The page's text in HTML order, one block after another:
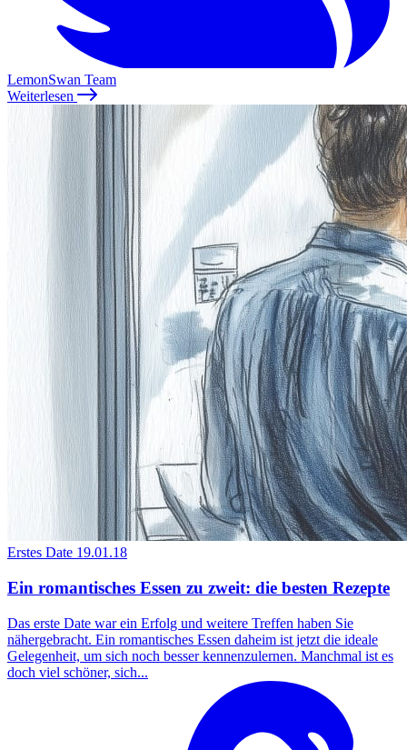
LemonSwan Team
Weiterlesen
Erstes Date 19.01.18
Ein romantisches Essen zu zweit: die besten Rezepte
Das erste Date war ein Erfolg und weitere Treffen haben Sie
nähergebracht. Ein romantisches Essen daheim ist jetzt die ideale
Gelegenheit, um sich noch besser kennenzulernen. Manchmal ist es
doch viel schöner, sich...